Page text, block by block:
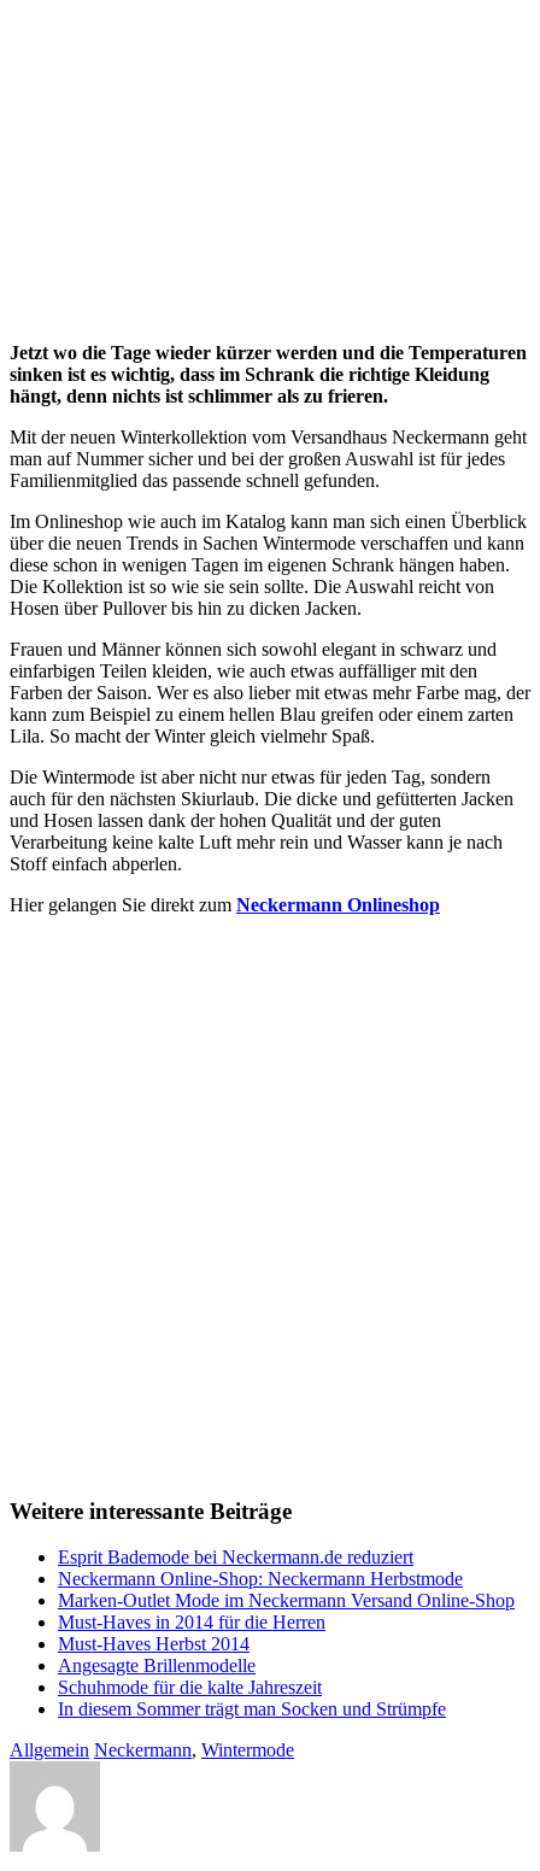
Jetzt wo die Tage wieder kürzer werden und die Temperaturen
sinken ist es wichtig, dass im Schrank die richtige Kleidung
hängt, denn nichts ist schlimmer als zu frieren.
Mit der neuen Winterkollektion vom Versandhaus Neckermann geht
man auf Nummer sicher und bei der großen Auswahl ist für jedes
Familienmitglied das passende schnell gefunden.
Im Onlineshop wie auch im Katalog kann man sich einen Überblick
über die neuen Trends in Sachen Wintermode verschaffen und kann
diese schon in wenigen Tagen im eigenen Schrank hängen haben.
Die Kollektion ist so wie sie sein sollte. Die Auswahl reicht von
Hosen über Pullover bis hin zu dicken Jacken.
Frauen und Männer können sich sowohl elegant in schwarz und
einfarbigen Teilen kleiden, wie auch etwas auffälliger mit den
Farben der Saison. Wer es also lieber mit etwas mehr Farbe mag, der
kann zum Beispiel zu einem hellen Blau greifen oder einem zarten
Lila. So macht der Winter gleich vielmehr Spaß.
Die Wintermode ist aber nicht nur etwas für jeden Tag, sondern
auch für den nächsten Skiurlaub. Die dicke und gefütterten Jacken
und Hosen lassen dank der hohen Qualität und der guten
Verarbeitung keine kalte Luft mehr rein und Wasser kann je nach
Stoff einfach abperlen.
Hier gelangen Sie direkt zum Neckermann Onlineshop
Weitere interessante Beiträge
Esprit Bademode bei Neckermann.de reduziert
Neckermann Online-Shop: Neckermann Herbstmode
Marken-Outlet Mode im Neckermann Versand Online-Shop
Must-Haves in 2014 für die Herren
Must-Haves Herbst 2014
Angesagte Brillenmodelle
Schuhmode für die kalte Jahreszeit
In diesem Sommer trägt man Socken und Strümpfe
Allgemein Neckermann, Wintermode